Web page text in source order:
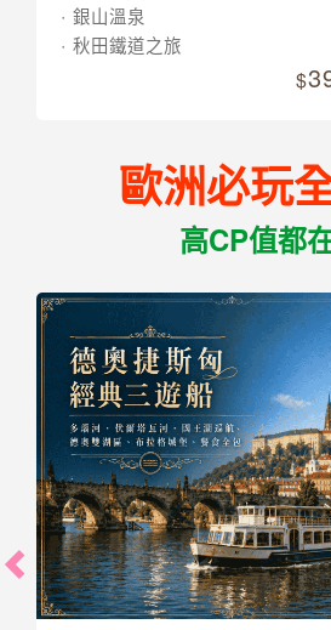
銀山溫泉
秋田鐵道之旅
歐洲必玩
高CP值都